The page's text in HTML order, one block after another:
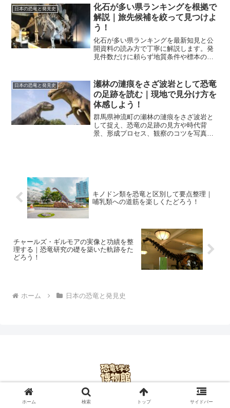
く、名古屋観光と組み合わせた一日の過
ごし方も分かる内容です。
日本の恐竜と発見史
化石が多い県ランキングを根拠で
解説｜旅先候補を絞って見つけよ
う！
化石が多い県ランキングを最新知見と公
開資料の読み方で丁寧に解説します。発
見件数だけに頼らず地質条件や標本の
日本の恐竜と発見史
瀬林の漣痕をさざ波岩として恐竜
の足跡を読む｜現地で見分け方を
体感しよう！
群馬県神流町の瀬林の漣痕をさざ波岩と
して捉え、恐竜の足跡の見方や時代背
景、形成プロセス、観察のコツを写真な
キノドン類を恐竜と区別して要点整理｜
哺乳類への道筋を楽しくたどろう！
チャールズ・ギルモアの実像と功績を整
理する｜恐竜研究の礎を築いた軌跡をた
どろう！
ホーム 日本の恐竜と発見史
プライバシーポリシー
ホーム 検索 トップ サイドバー